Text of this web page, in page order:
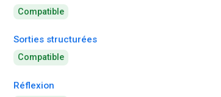
Compatible
Sorties structurées
Compatible
Réflexion